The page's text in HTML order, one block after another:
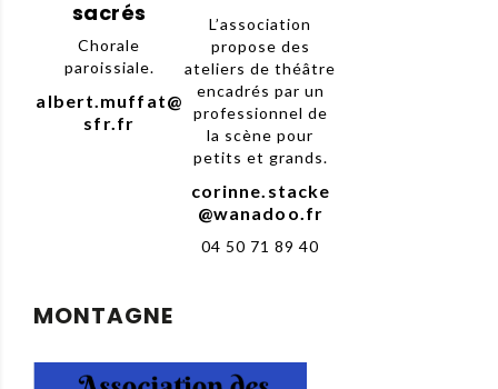
sacrés
Chorale
paroissiale.
albert.muffat@
sfr.fr
L’association
propose des
ateliers de théâtre
encadrés par un
professionnel de
la scène pour
petits et grands.
corinne.stacke
@wanadoo.fr
04 50 71 89 40
MONTAGNE